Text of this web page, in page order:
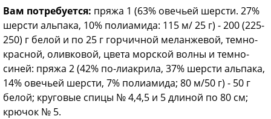
Вам потребуется: пряжа 1 (63% овечьей шерсти. 27%
шерсти альпака, 10% полиамида: 115 м/ 25 г) - 200 (225-
250) г белой и по 25 г горчичной меланжевой, темно-
красной, оливковой, цвета морской волны и темно-
синей: пряжа 2 (42% по-лиакрила, 37% шерсти альпака,
14% овечьей шерсти, 7% полиамида; 80 м/50 г) - 50 г
белой; круговые спицы № 4,4,5 и 5 длиной по 80 см;
крючок № 5.